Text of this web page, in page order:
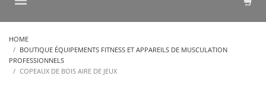
HOME
BOUTIQUE ÉQUIPEMENTS FITNESS ET APPAREILS DE MUSCULATION
PROFESSIONNELS
COPEAUX DE BOIS AIRE DE JEUX